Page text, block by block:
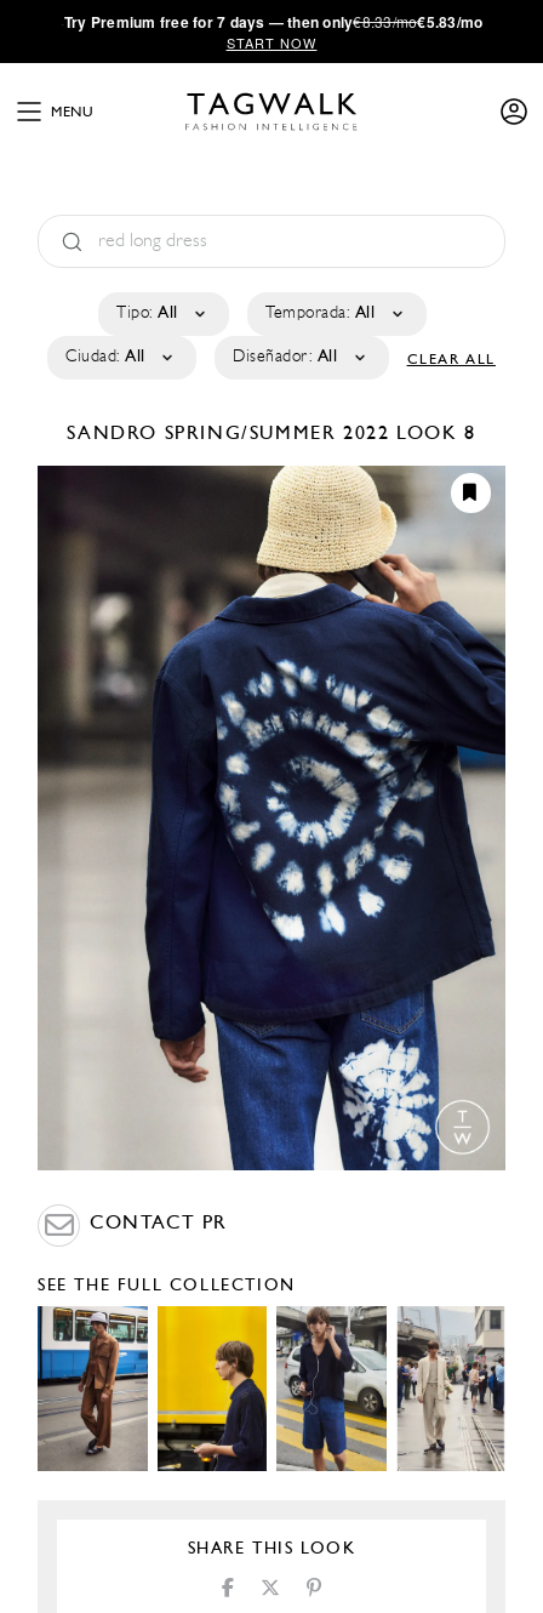
·Try Premium free for 7 days — then only€8.33/mo€5.83/mo
START NOW
MENU
Tipo: All Temporada: All
Ciudad: All Diseñador: All CLEAR ALL
SANDRO SPRING/SUMMER 2022 LOOK 8
CONTACT PR
SEE THE FULL COLLECTION
SHARE THIS LOOK